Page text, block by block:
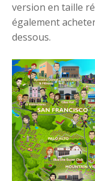
version en taille
également
dessous.